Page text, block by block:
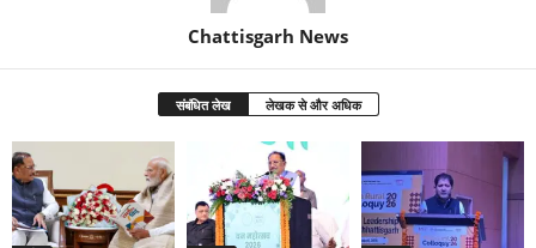
Chattisgarh News
संबंधित लेख लेखक से और अधिक